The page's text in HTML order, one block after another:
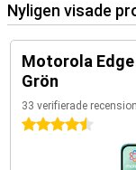
Nyligen visade
Motorola Edge
Grön
33 verifierade
4.5 stjärnor